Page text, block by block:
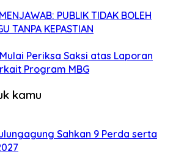
PUBLIK TIDAK BOLEH
TANPA KEPASTIAN
Periksa Saksi atas Laporan
Program MBG
kamu
Sahkan 9 Perda serta